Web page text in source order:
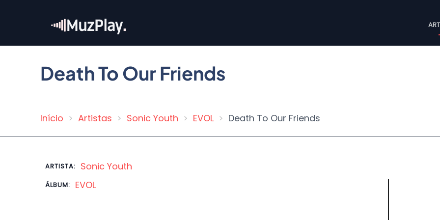
conteúdo
Death To Our Friends
Trilha
navegação
Início Artistas Sonic Youth EVOL Death To Our Friends
ARTISTA: Sonic Youth
ÁLBUM: EVOL